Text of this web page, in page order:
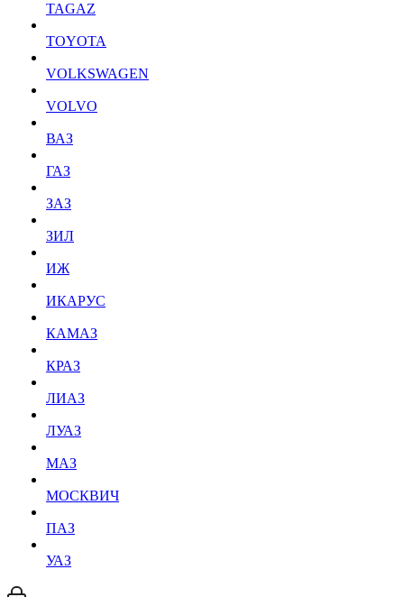
TAGAZ
TOYOTA
VOLKSWAGEN
VOLVO
ВАЗ
ГАЗ
ЗАЗ
ЗИЛ
ИЖ
ИКАРУС
КАМАЗ
КРАЗ
ЛИАЗ
ЛУАЗ
МАЗ
МОСКВИЧ
ПАЗ
УАЗ